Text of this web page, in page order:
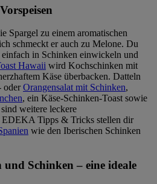
Spargel zu einem aromatischen
schmeckt er auch zu Melone. Du
in Schinken einwickeln und
Hawaii wird Kochschinken mit
Käse überbacken. Datteln
oderOrangensalat mit Schinken,
, ein Käse-Schinken-Toast sowie
sind weitere leckere
EDEKA Tipps & Tricks stellen dir
wie den Iberischen Schinken
Schinken – eine ideale